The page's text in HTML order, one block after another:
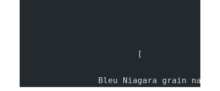
			[
Bleu Niagara grain